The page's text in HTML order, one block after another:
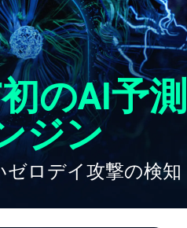
初のAI予測
ジン
ゼロデイ攻撃の検知